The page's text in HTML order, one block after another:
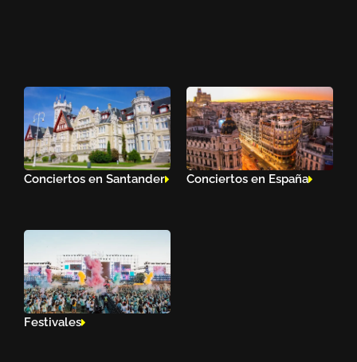
Conciertos en Santander Conciertos en España
Festivales